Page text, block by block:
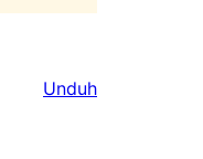
Unduh